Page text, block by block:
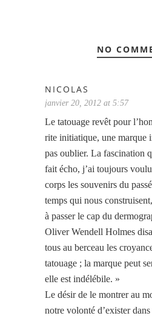
NO
NICOLAS
janvier 20, 2012 at 5:57
Le tatouage revêt pour
rite initiatique, une marque
pas oublier. La fascination
fait écho, j’ai toujours
corps les souvenirs du
temps qui nous
à passer le cap du
Oliver Wendell Holmes
tous au berceau les
tatouage ; la marque peut
elle est indélébile. »
Le désir de le montrer au
notre volonté d’exister